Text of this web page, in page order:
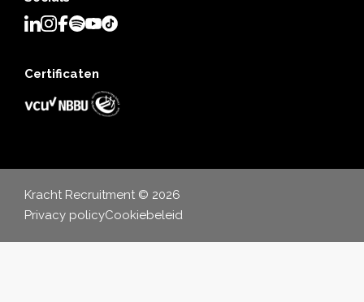
Certificaten
Kracht Recruitment © 2026
Privacy policyCookiebeleid